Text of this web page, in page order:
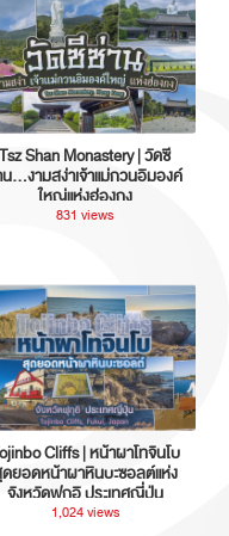
Tsz Shan Monastery | วัดซี
…งามสง่าเจ้าแม่กวนอิมองค์
ใหญ่แห่งฮ่องกง
831 views
Cliffs | หน้าผาโทจินโบ
ยอดหน้าผาหินบะซอลต์แห่ง
จังหวัดฟุกุอิ ประเทศญี่ปุ่น
1,024 views